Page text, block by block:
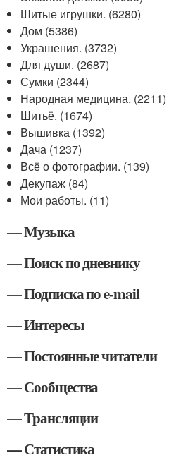
Шитые игрушки. (6280)
Дом (5386)
Украшения. (3732)
Для души. (2687)
Сумки (2344)
Народная медицина. (2211)
Шитьё. (1674)
Вышивка (1392)
Дача (1237)
Всё о фотографии. (139)
Декупаж (84)
Мои работы. (11)
— Музыка
— Поиск по дневнику
— Подписка по e-mail
— Интересы
— Постоянные читатели
— Сообщества
— Трансляции
— Статистика